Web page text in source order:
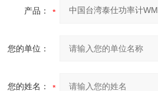
产品：
您的单位：
您的姓名：